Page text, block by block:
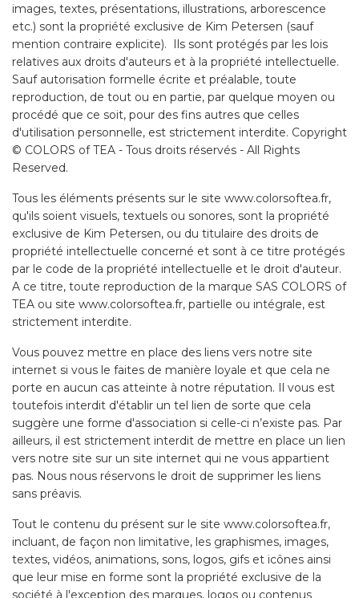
images, textes, présentations, illustrations, arborescence
etc.) sont la propriété exclusive de Kim Petersen (sauf
mention contraire explicite). Ils sont protégés par les lois
relatives aux droits d'auteurs et à la propriété intellectuelle.
Sauf autorisation formelle écrite et préalable, toute
reproduction, de tout ou en partie, par quelque moyen ou
procédé que ce soit, pour des fins autres que celles
d'utilisation personnelle, est strictement interdite. Copyright
© COLORS of TEA - Tous droits réservés - All Rights
Reserved.
Tous les éléments présents sur le site www.colorsoftea.fr,
qu'ils soient visuels, textuels ou sonores, sont la propriété
exclusive de Kim Petersen, ou du titulaire des droits de
propriété intellectuelle concerné et sont à ce titre protégés
par le code de la propriété intellectuelle et le droit d'auteur.
A ce titre, toute reproduction de la marque SAS COLORS of
TEA ou site www.colorsoftea.fr, partielle ou intégrale, est
strictement interdite.
Vous pouvez mettre en place des liens vers notre site
internet si vous le faites de manière loyale et que cela ne
porte en aucun cas atteinte à notre réputation. Il vous est
toutefois interdit d'établir un tel lien de sorte que cela
suggère une forme d'association si celle-ci n’existe pas. Par
ailleurs, il est strictement interdit de mettre en place un lien
vers notre site sur un site internet qui ne vous appartient
pas. Nous nous réservons le droit de supprimer les liens
sans préavis.
Tout le contenu du présent sur le site www.colorsoftea.fr,
incluant, de façon non limitative, les graphismes, images,
textes, vidéos, animations, sons, logos, gifs et icônes ainsi
que leur mise en forme sont la propriété exclusive de la
société à l'exception des marques, logos ou contenus